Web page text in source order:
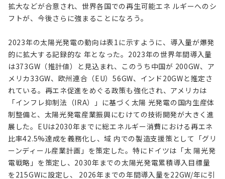
拡大などが合意され、世界各国での再生可能エネ ルギーへのシ
フトが、今後さらに強まることになろう。
2023年の太陽光発電の動向は表1に示すように、導入量が爆発
的に拡大する記録的な 年となった。2023年の世界年間導入量
は373GW（推計値）と見込まれ、このうち中国が 200GW、ア
メリカ33GW、欧州連合（EU）56GW、インド20GWと推定さ
れている。再エネ促進をめぐる政策も強化され、アメリカは
「インフレ抑制法（IRA）」に基づく太陽 光発電の国内生産体
制整備と、太陽光発電産業振興にむけての技術開発が大きく進
展した。EUは2030年までに総エネルギー消費における再エネ
比率42.5%達成を義務化し、域 内での製造支援策として「グリ
ーンディール産業計画」を策定した。特にドイツは「太 陽光発
電戦略」を策定し、2030年までの太陽光発電累積導入目標量
を215GWに設定し、 2026年までの年間導入量を22GW/年に引